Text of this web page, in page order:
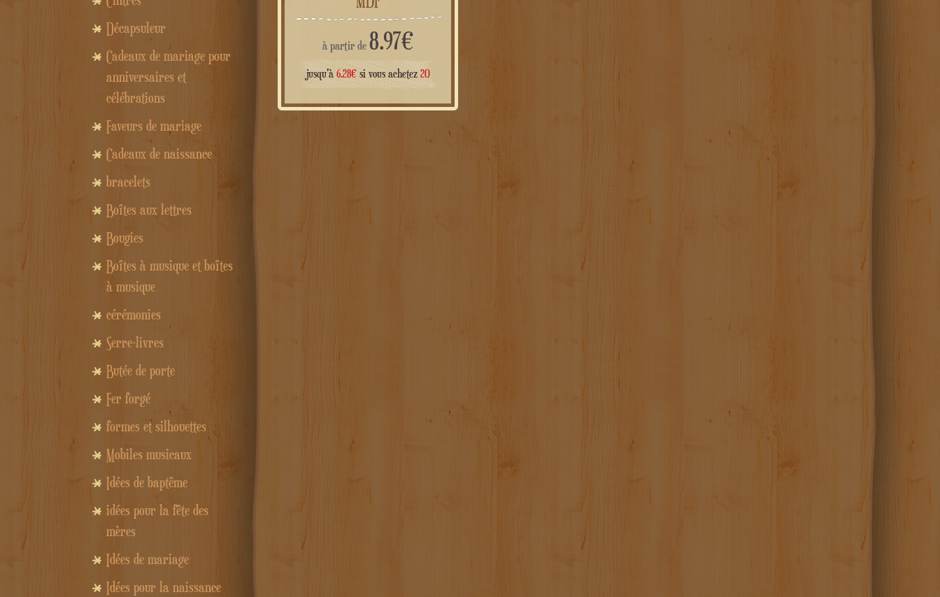
à partir de8.97€
jusqu'à 6.28€si vous achetez 20
Décapsuleur
Cadeaux de mariage pour
anniversaires et
célébrations
Faveurs de mariage
Cadeaux de naissance
bracelets
Boîtes aux lettres
Bougies
Boîtes à musique et boîtes
à musique
cérémonies
Serre-livres
Butée de porte
Fer forgé
formes et silhouettes
Mobiles musicaux
Idées de baptême
idées pour la fête des
mères
Idées de mariage
Idées pour la naissance